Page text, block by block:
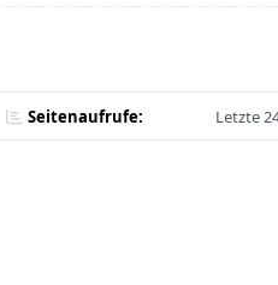
Seitenaufrufe: Letzte